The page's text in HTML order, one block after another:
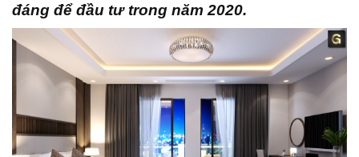
đáng để đầu tư trong năm 2020.